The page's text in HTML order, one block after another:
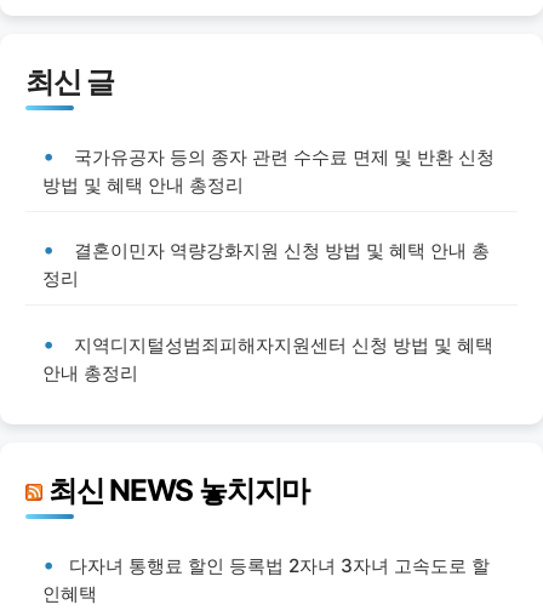
최신 글
국가유공자 등의 종자 관련 수수료 면제 및 반환 신청
방법 및 혜택 안내 총정리
결혼이민자 역량강화지원 신청 방법 및 혜택 안내 총
정리
지역디지털성범죄피해자지원센터 신청 방법 및 혜택
안내 총정리
최신 NEWS 놓치지마
다자녀 통행료 할인 등록법 2자녀 3자녀 고속도로 할
인혜택